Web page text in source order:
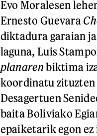
Evo Moralesen
Ernesto Guevara
diktadura garaian
laguna, Luis
planarenbiktima
koordinatu
Desagertuen
baita Boliviako
epaiketarik egon